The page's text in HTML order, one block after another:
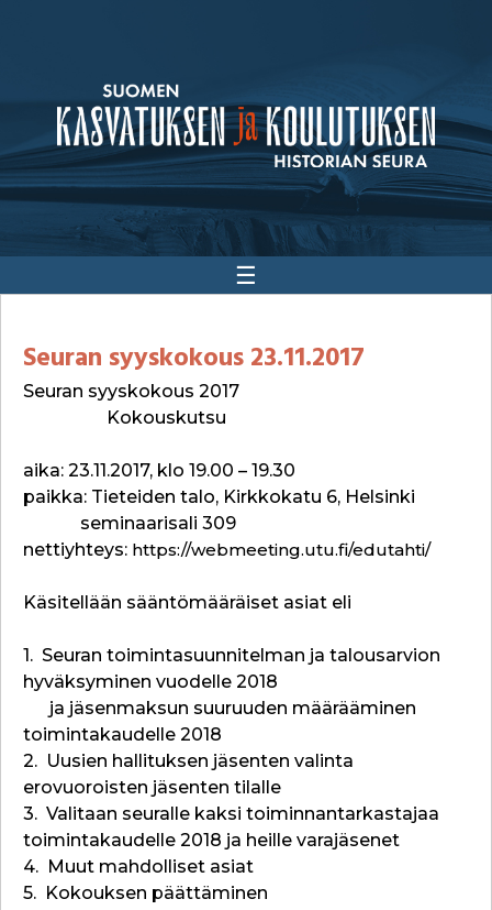
☰
Seuran syyskokous 23.11.2017
Seuran syyskokous 2017
Kokouskutsu
aika: 23.11.2017, klo 19.00 – 19.30
paikka: Tieteiden talo, Kirkkokatu 6, Helsinki
seminaarisali 309
nettiyhteys: https://webmeeting.utu.fi/edutahti/
Käsitellään sääntömääräiset asiat eli
1. Seuran toimintasuunnitelman ja talousarvion
hyväksyminen vuodelle 2018
ja jäsenmaksun suuruuden määrääminen
toimintakaudelle 2018
2. Uusien hallituksen jäsenten valinta
erovuoroisten jäsenten tilalle
3. Valitaan seuralle kaksi toiminnantarkastajaa
toimintakaudelle 2018 ja heille varajäsenet
4. Muut mahdolliset asiat
5. Kokouksen päättäminen